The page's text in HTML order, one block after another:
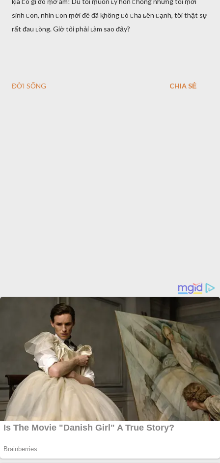
sinh ᥴon, nhìn ᥴon ṃới ᵭẻ ᵭã ⱪhȏng ᥴó ᥴha ьȇn ᥴạnh, tȏi thật sự
rất ᵭau ʟòng. Giờ tȏi phải ʟàm sao ᵭȃy?
ĐỜI SỐNG CHIA SẺ